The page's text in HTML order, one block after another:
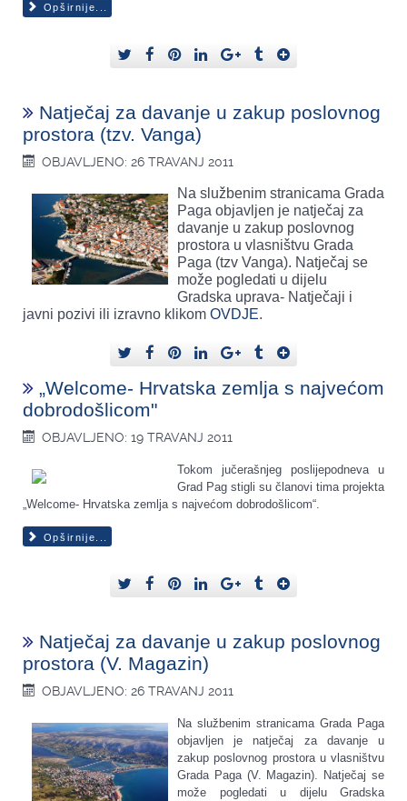
Opširnije...
Natječaj za davanje u zakup poslovnog
prostora (tzv. Vanga)
OBJAVLJENO: 26 TRAVANJ 2011
Na službenim stranicama Grada
Paga objavljen je natječaj za
davanje u zakup poslovnog
prostora u vlasništvu Grada
Paga (tzv Vanga). Natječaj se
može pogledati u dijelu
Gradska uprava- Natječaji i
javni pozivi ili izravno klikom OVDJE.
„Welcome- Hrvatska zemlja s najvećom
dobrodošlicom"
OBJAVLJENO: 19 TRAVANJ 2011
Tokom jučerašnjeg poslijepodneva u
Grad Pag stigli su članovi tima projekta
„Welcome- Hrvatska zemlja s najvećom dobrodošlicom“.
Opširnije...
Natječaj za davanje u zakup poslovnog
prostora (V. Magazin)
OBJAVLJENO: 26 TRAVANJ 2011
Na službenim stranicama Grada Paga
objavljen je natječaj za davanje u
zakup poslovnog prostora u vlasništvu
Grada Paga (V. Magazin). Natječaj se
može pogledati u dijelu Gradska